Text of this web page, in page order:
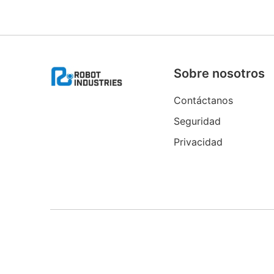
Sobre nosotros
Contáctanos
Seguridad
Privacidad